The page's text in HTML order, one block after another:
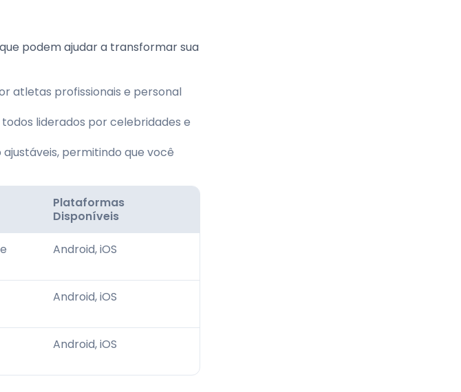
podem ajudar a transformar sua
atletas profissionais e personal
liderados por celebridades e
permitindo que você
Plataformas
Disponíveis
Android, iOS
Android, iOS
Android, iOS